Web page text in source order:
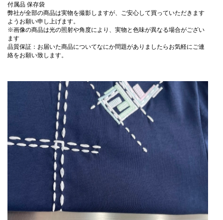
付属品 保存袋
弊社が全部の商品は実物を撮影しますが、ご安心して買っていただきます
ようお願い申し上げます。
※画像の商品は光の照射や角度により、実物と色味が異なる場合がござい
ます
品質保証：お届いた商品についてなにか問題がありましたらお気軽にご連
絡をお願い致します。